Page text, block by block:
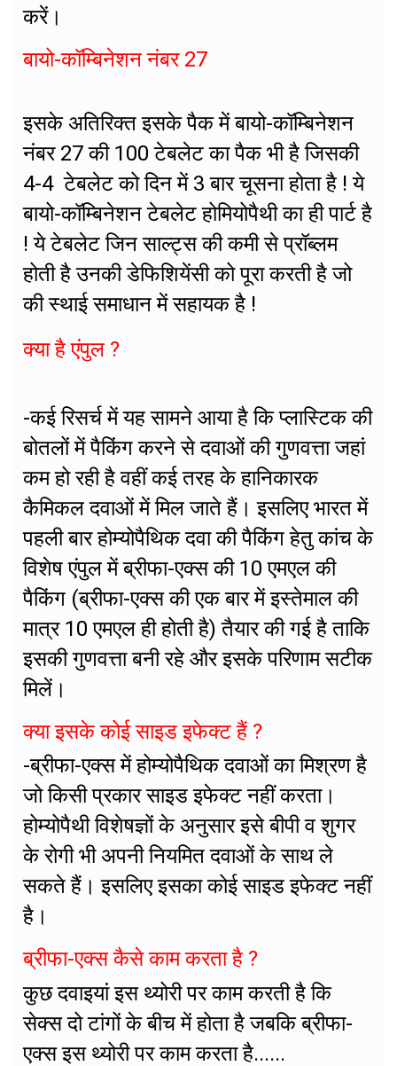
करें।
बायो-कॉम्बिनेशन नंबर 27
इसके अतिरिक्त इसके पैक में बायो-कॉम्बिनेशन
नंबर 27 की 100 टेबलेट का पैक भी है जिसकी
4-4 टेबलेट को दिन में 3 बार चूसना होता है ! ये
बायो-कॉम्बिनेशन टेबलेट होमियोपैथी का ही पार्ट है
! ये टेबलेट जिन साल्ट्स की कमी से प्रॉब्लम
होती है उनकी डेफिशियेंसी को पूरा करती है जो
की स्थाई समाधान में सहायक है !
क्या है एंपुल ?
-कई रिसर्च में यह सामने आया है कि प्लास्टिक की
बोतलों में पैकिंग करने से दवाओं की गुणवत्ता जहां
कम हो रही है वहीं कई तरह के हानिकारक
कैमिकल दवाओं में मिल जाते हैं। इसलिए भारत में
पहली बार होम्योपैथिक दवा की पैकिंग हेतु कांच के
विशेष एंपुल में ब्रीफा-एक्स की 10 एमएल की
पैकिंग (ब्रीफा-एक्स की एक बार में इस्तेमाल की
मात्र 10 एमएल ही होती है) तैयार की गई है ताकि
इसकी गुणवत्ता बनी रहे और इसके परिणाम सटीक
मिलें।
क्या इसके कोई साइड इफेक्ट हैं ?
-ब्रीफा-एक्स में होम्योपैथिक दवाओं का मिश्रण है
जो किसी प्रकार साइड इफेक्ट नहीं करता।
होम्योपैथी विशेषज्ञों के अनुसार इसे बीपी व शुगर
के रोगी भी अपनी नियमित दवाओं के साथ ले
सकते हैं। इसलिए इसका कोई साइड इफेक्ट नहीं
है।
ब्रीफा-एक्स कैसे काम करता है ?
कुछ दवाइयां इस थ्योरी पर काम करती है कि
सेक्स दो टांगों के बीच में होता है जबकि ब्रीफा-
एक्स इस थ्योरी पर काम करता है......